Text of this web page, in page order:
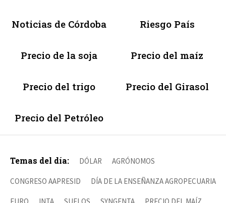
Noticias de Córdoba Riesgo País
Precio de la soja Precio del maíz
Precio del trigo Precio del Girasol
Precio del Petróleo
Temas del día: DÓLAR AGRÓNOMOS
CONGRESO AAPRESID DÍA DE LA ENSEÑANZA AGROPECUARIA